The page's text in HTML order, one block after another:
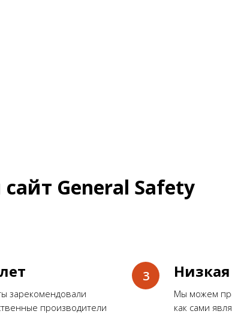
General Safety
зарекомендовали
производители
Мы можем
как сами